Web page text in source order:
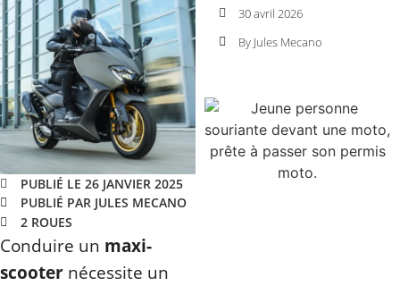
PUBLIÉ LE 26 JANVIER 2025
PUBLIÉ PAR JULES MECANO
2 ROUES
Conduire un maxi-
scooter nécessite un
30 avril 2026
By Jules Mecano